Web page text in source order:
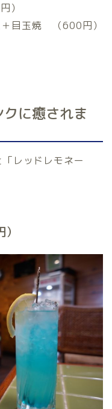
）
目玉焼 （600円）
に癒されま
レッドレモネー